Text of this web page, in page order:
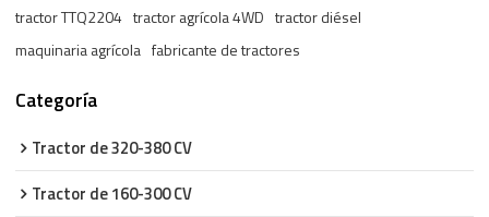
tractor TTQ2204 tractor agrícola 4WD tractor diésel
maquinaria agrícola fabricante de tractores
Categoría
Tractor de 320-380 CV
Tractor de 160-300 CV